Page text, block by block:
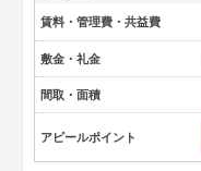
賃料・管理費・共益費
敷金・礼金
間取・面積
アピールポイント